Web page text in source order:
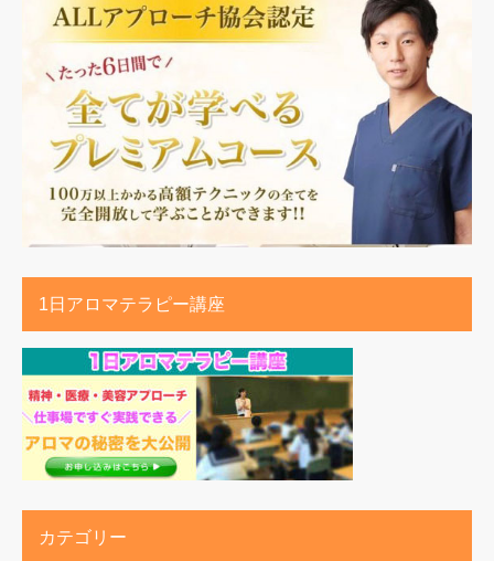
1日アロマテラピー講座
カテゴリー